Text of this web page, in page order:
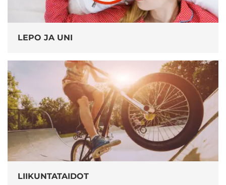
LEPO JA UNI
LIIKUNTATAIDOT